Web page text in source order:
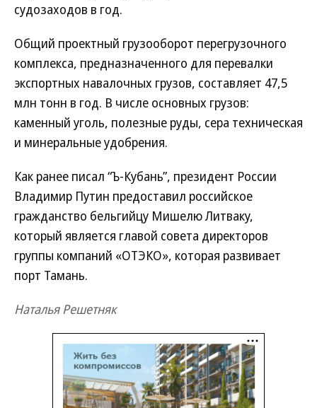
судозаходов в год.
Общий проектный грузооборот перегрузочного
комплекса, предназначенного для перевалки
экспортных навалочных грузов, составляет 47,5
млн тонн в год. В числе основных грузов:
каменный уголь, полезные руды, сера техническая
и минеральные удобрения.
Как ранее писал “Ъ-Кубань”, президент России
Владимир Путин предоставил российское
гражданство бельгийцу Мишелю Литваку,
который является главой совета директоров
группы компаний «ОТЭКО», которая развивает
порт Тамань.
Наталья Решетняк